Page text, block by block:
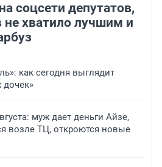
соцсети депутатов,
хватило лучшим и
как сегодня выглядит
дочек»
муж дает деньги Айзе,
возле ТЦ, откроются новые